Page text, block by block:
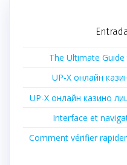
The Ultimate
UP-X онлайн
UP-X онлайн казино
Interface et
Comment vérifier